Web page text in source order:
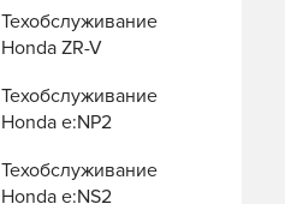
Техобслуживание
Honda ZR-V
Техобслуживание
Honda e:NP2
Техобслуживание
Honda e:NS2